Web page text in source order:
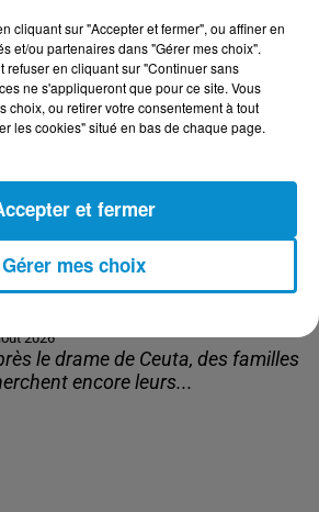
2026
de Cheikh F., l’enquête fragilise la
policière !
banc des Verts va changer de main
2026
le drame de Ceuta, des familles
encore leurs...
cliquant sur "Accepter et fermer", ou affiner en
et/ou partenaires dans "Gérer mes choix".
refuser en cliquant sur "Continuer sans
ne s'appliqueront que pour ce site. Vous
choix, ou retirer votre consentement à tout
les cookies" situé en bas de chaque page.
Gérer mes choix
et fermer